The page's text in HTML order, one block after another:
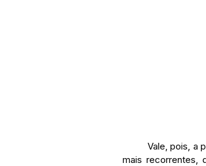
mais recorrentes,